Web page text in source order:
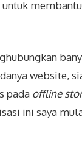
website,
pada offline
ini saya